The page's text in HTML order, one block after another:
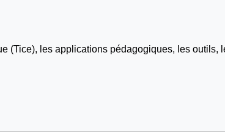
(Tice), les applications pédagogiques, les outils,